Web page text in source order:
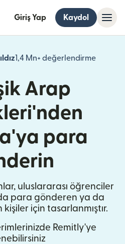
Giriş Yap Kaydol
1,4 Mn+ değerlendirme
Arap
para
uluslararası öğrenciler
para gönderen ya da
için tasarlanmıştır.
Remitly'ye